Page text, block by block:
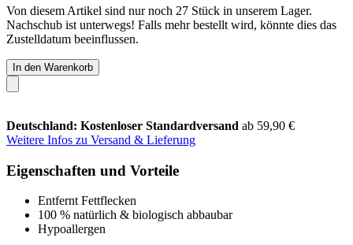
Von diesem Artikel sind nur noch 27 Stück in unserem Lager.
Nachschub ist unterwegs! Falls mehr bestellt wird, könnte dies das
Zustelldatum beeinflussen.
In den Warenkorb
Deutschland: Kostenloser Standardversand ab 59,90 €
Weitere Infos zu Versand & Lieferung
Eigenschaften und Vorteile
Entfernt Fettflecken
100 % natürlich & biologisch abbaubar
Hypoallergen